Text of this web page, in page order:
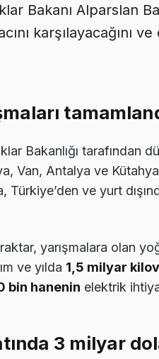
Bakanı Alparslan
karşılayacağını ve
Bakanlığı tarafından
Van, Antalya ve
Türkiye’den ve yurt
yarışmalara olan
ve yılda 1,5 milyar
bin hanenin elektrik
3 milyar